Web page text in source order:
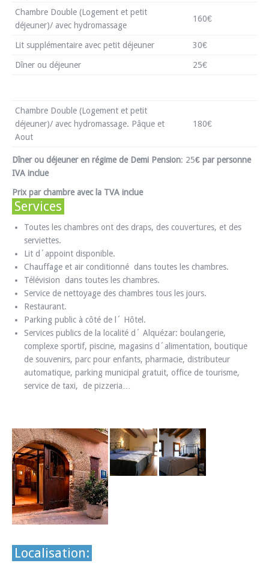
Chambre Double (Logement et petit
déjeuner)/ avec hydromassage
160€
Lit supplémentaire avec petit déjeuner 30€
Dîner ou déjeuner 25€
Chambre Double (Logement et petit
déjeuner)/ avec hydromassage. Pâque et
Aout
180€
Dîner ou déjeuner en régime de Demi Pension: 25€ par personne
IVA inclue
Prix par chambre avec la TVA inclue
Services
Toutes les chambres ont des draps, des couvertures, et des
serviettes.
Lit d´appoint disponible.
Chauffage et air conditionné dans toutes les chambres.
Télévision dans toutes les chambres.
Service de nettoyage des chambres tous les jours.
Restaurant.
Parking public à côté de l´ Hôtel.
Services publics de la localité d´ Alquézar: boulangerie,
complexe sportif, piscine, magasins d´alimentation, boutique
de souvenirs, parc pour enfants, pharmacie, distributeur
automatique, parking municipal gratuit, office de tourisme,
service de taxi, de pizzeria…
Localisation: